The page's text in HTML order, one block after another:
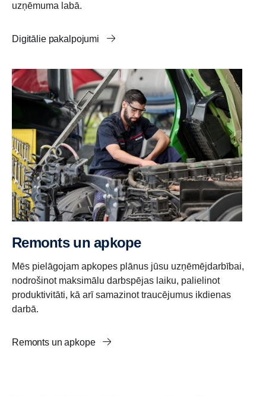
uzņēmuma labā.
Digitālie pakalpojumi
Remonts un apkope
Mēs pielāgojam apkopes plānus jūsu uzņēmējdarbībai,
nodrošinot maksimālu darbspējas laiku, palielinot
produktivitāti, kā arī samazinot traucējumus ikdienas
darbā.
Remonts un apkope